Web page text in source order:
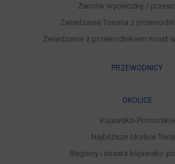
Zamów wycieczkę /
Zwiedzanie Torunia z
Zwiedzanie z przewodnikiem miast
PRZEWODNICY
OKOLICE
Kujawsko-Pomorskie
Najbliższe okolice
Regiony i miasta kujawsko-